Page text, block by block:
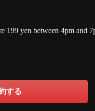
199 yen between 4pm and
する